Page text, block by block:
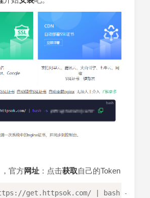
官方网址 ：点击获取自己的Token
get.httpsok.com/ | bash -s 您的